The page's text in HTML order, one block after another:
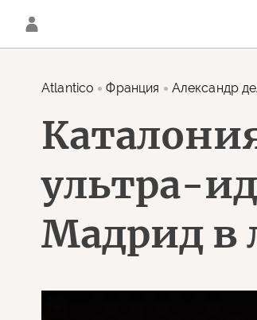
Atlantico Франция Александр
ультра-
Мадрид в